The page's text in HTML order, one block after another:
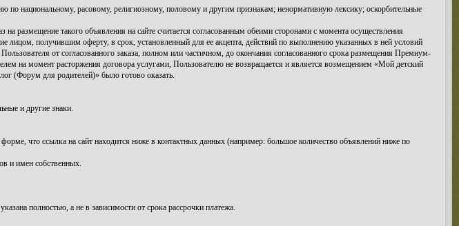
национальному, расовому, религиозному, половому и другим признакам; ненормативную лексику; оскорбительные
такого объявления на сайте считается согласованным обеими сторонами с момента осуществления
получившим оферту, в срок, установленный для ее акцепта, действий по выполнению указанных в ней условий
от согласованного заказа, полном или частичном, до окончания согласованного срока размещения Премиум-
на момент расторжения договора услугами, Пользователю не возвращается и является возмещением «Мой детский
(Форум для родителей)» было готово оказать.
и другие знаки.
что ссылка на сайт находится ниже в контактных данных (например: большое количество объявлений ниже по
и имен собственных.
полностью, а не в зависимости от срока рассрочки платежа.